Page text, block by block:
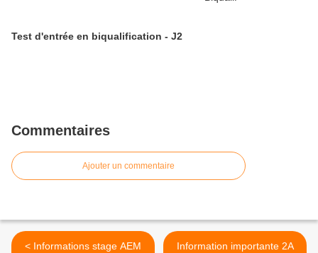
Test d'entrée en biqualification - J2
Commentaires
Ajouter un commentaire
< Informations stage AEM
Information importante 2A